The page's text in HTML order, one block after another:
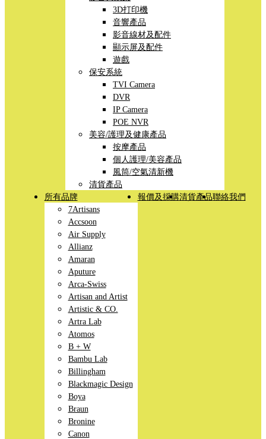
3D打印機
音響產品
影音線材及配件
顯示屏及配件
遊戲
保安系統
TVI Camera
DVR
IP Camera
POE NVR
美容/護理及健康產品
按摩產品
個人護理/美容產品
風筒/空氣清新機
清貨產品
所有品牌
7Artisans
Accsoon
Air Supply
Allianz
Amaran
Aputure
Arca-Swiss
Artisan and Artist
Artistic & CO.
Artra Lab
Atomos
B + W
Bambu Lab
Billingham
Blackmagic Design
Boya
Braun
Bronine
Canon
報價及採購清貨產品聯絡我們